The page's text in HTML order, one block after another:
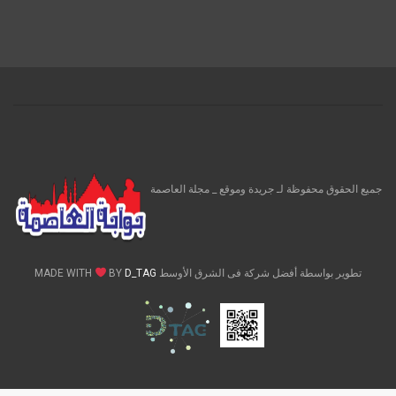
جميع الحقوق محفوظة لـ جريدة وموقع _ مجلة العاصمة
تطوير بواسطة أفضل شركة فى الشرق الأوسط MADE WITH BY D_TAG